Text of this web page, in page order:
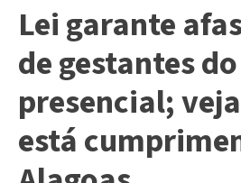
Lei garante
de gestantes
presencial;
está